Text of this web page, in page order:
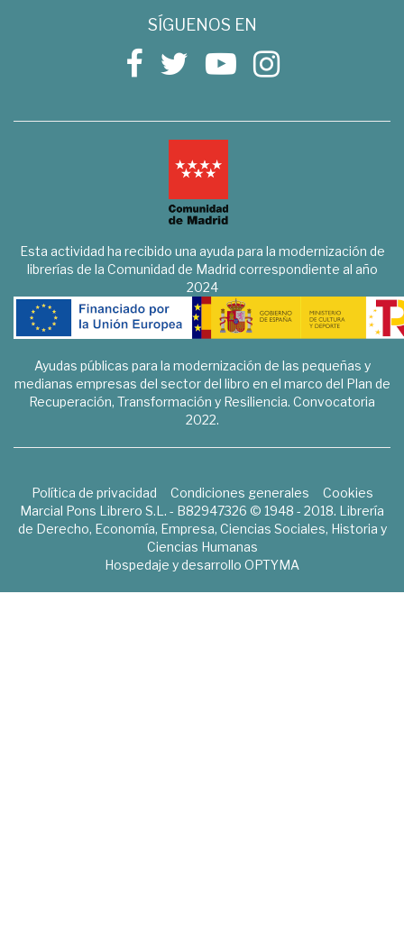
SÍGUENOS EN
Esta actividad ha recibido una ayuda para la modernización de
librerías de la Comunidad de Madrid correspondiente al año
2024
Ayudas públicas para la modernización de las pequeñas y
medianas empresas del sector del libro en el marco del Plan de
Recuperación, Transformación y Resiliencia. Convocatoria
2022.
Política de privacidad Condiciones generales
Cookies
Marcial Pons Librero S.L. - B82947326 © 1948 - 2018. Librería
de Derecho, Economía, Empresa, Ciencias Sociales, Historia y
Ciencias Humanas
Hospedaje y desarrollo OPTYMA